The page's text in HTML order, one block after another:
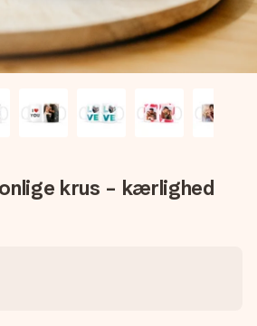
krus - kærlighed